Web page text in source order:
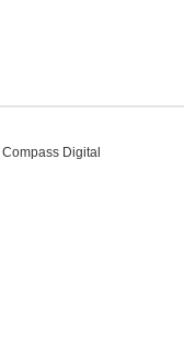
Compass Digital